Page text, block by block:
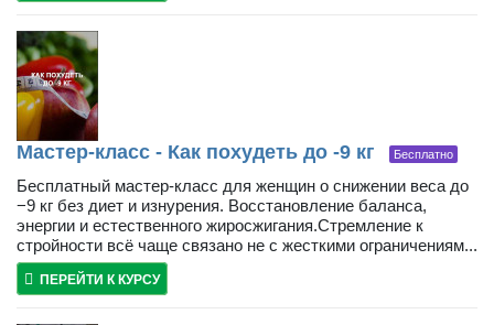
Мастер-класс - Как похудеть до -9 кг Бесплатно
Бесплатный мастер-класс для женщин о снижении веса до
−9 кг без диет и изнурения. Восстановление баланса,
энергии и естественного жиросжигания.Стремление к
стройности всё чаще связано не с жесткими ограничениям...
ПЕРЕЙТИ К КУРСУ